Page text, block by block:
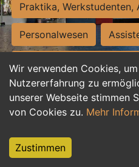
Wir verwenden Cookies,
Nutzererfahrung zu
unserer Webseite stimmen
von Cookies zu. Mehr
Zustimmen
Praktika, Werkstudenten,
Personalwesen
Hilfskräfte, Aushilfs- und
Einkauf, Logistik,
Weiterbildung, Studium,
Tourismus